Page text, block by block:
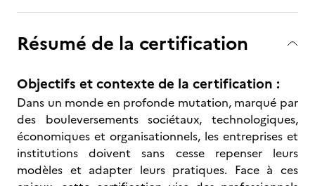
Résumé de la certification
Objectifs et contexte de la certification :
Dans un monde en profonde mutation, marqué par
des bouleversements sociétaux, technologiques,
économiques et organisationnels, les entreprises et
institutions doivent sans cesse repenser leurs
modèles et adapter leurs pratiques. Face à ces